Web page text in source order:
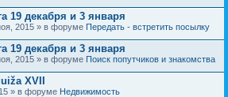
19 декабря и 3 января
2015 » в форуме Передать - встретить посылку
19 декабря и 3 января
2015 » в форуме Поиск попутчиков и знакомства
XVII
» в форуме Недвижимость